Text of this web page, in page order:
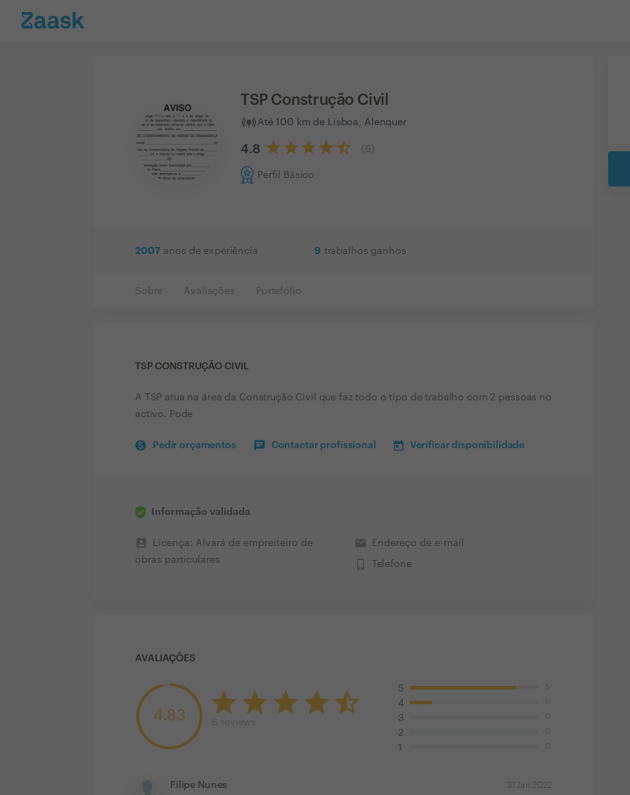
TSP Construção Civil
Até 100 km de Lisboa, Alenquer
4.8 ( 6
Perfil Básico
2007 anos de experiência 9 trabalhos ganhos
Sobre Avaliações Portefólio
TSP CONSTRUÇÃO CIVIL
A TSP atua na área da Construção Civil que faz todo o tipo de trabalho com 2 pessoas no
activo. Pode
Pedir orçamentos Contactar profissional Verificar disponibilidade
Informação validada
perm_contact_calendar
Licença: Alvará de empreiteiro de
obras particulares
email Endereço de e-mail
phone_iphone Telefone
AVALIAÇÕES
4.83
5
4
3
2
1
Filipe Nunes 31 Jan 2022